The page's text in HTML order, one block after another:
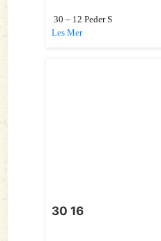
30 – 12 Peder S
Les Mer
30 16